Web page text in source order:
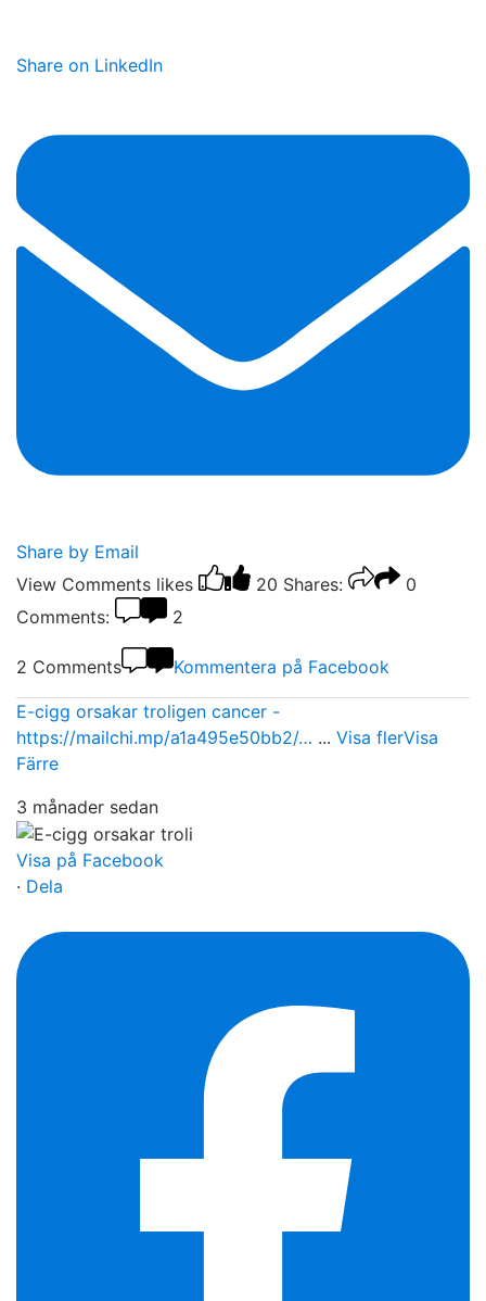
Share on LinkedIn
Share by Email
View Comments likes 20 Shares:
0
Comments:
2
2 Comments Kommentera på Facebook
E-cigg orsakar troligen cancer -
https://mailchi.mp/a1a495e50bb2/… ... Visa flerVisa
Färre
3 månader sedan
Visa på Facebook
· Dela